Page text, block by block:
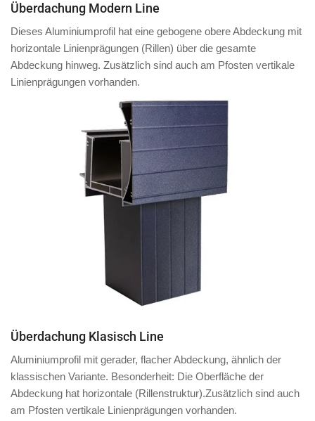
Überdachung Modern Line
Dieses Aluminiumprofil hat eine gebogene obere Abdeckung mit
horizontale Linienprägungen (Rillen) über die gesamte
Abdeckung hinweg. Zusätzlich sind auch am Pfosten vertikale
Linienprägungen vorhanden.
Überdachung Klasisch Line
Aluminiumprofil mit gerader, flacher Abdeckung, ähnlich der
klassischen Variante. Besonderheit: Die Oberfläche der
Abdeckung hat horizontale (Rillenstruktur).Zusätzlich sind auch
am Pfosten vertikale Linienprägungen vorhanden.